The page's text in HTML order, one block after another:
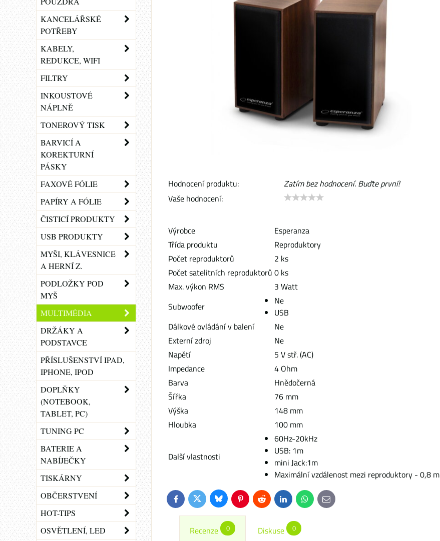
Hodnocení produktu:
Zatím bez hodnocení. Buďte první!
Vaše hodnocení:
Výrobce
Esperanza
Třída produktu
Reproduktory
Počet reproduktorů
2 ks
Počet satelitních reproduktorů 0 ks
Max. výkon RMS
3 Watt
Subwoofer
Ne
USB
Dálkové ovládání v balení
Ne
Externí zdroj
Ne
Napětí
5 V stř. (AC)
Impedance
4 Ohm
Barva
Hnědočerná
Šířka
76 mm
Výška
148 mm
Hloubka
100 mm
Další vlastnosti
60Hz-20kHz
USB: 1m
mini Jack:1m
Maximální vzdálenost mezi reproduktory - 0,8 m
FacebookTwitterBlueskyPinterestReddit LinkedInWhatsApp
E-
mail
Recenze 0 Diskuse 0
KANCELÁŘSKÉ
POTŘEBY
KABELY,
REDUKCE, WIFI
FILTRY
INKOUSTOVÉ
NÁPLNĚ
TONEROVÝ TISK
BARVICÍ A
KOREKTURNÍ
PÁSKY
FAXOVÉ FÓLIE
PAPÍRY A FÓLIE
ČISTICÍ PRODUKTY
USB PRODUKTY
MYŠI, KLÁVESNICE
A HERNÍ Z.
PODLOŽKY POD
MYŠ
MULTIMÉDIA
DRŽÁKY A
PODSTAVCE
PŘÍSLUŠENSTVÍ IPAD,
IPHONE, IPOD
DOPLŇKY
(NOTEBOOK,
TABLET, PC)
TUNING PC
BATERIE A
NABÍJEČKY
TISKÁRNY
OBČERSTVENÍ
HOT-TIPS
OSVĚTLENÍ, LED